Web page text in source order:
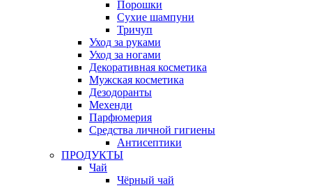
Порошки
Сухие шампуни
Тричуп
Уход за руками
Уход за ногами
Декоративная косметика
Мужская косметика
Дезодоранты
Мехенди
Парфюмерия
Средства личной гигиены
Антисептики
ПРОДУКТЫ
Чай
Чёрный чай